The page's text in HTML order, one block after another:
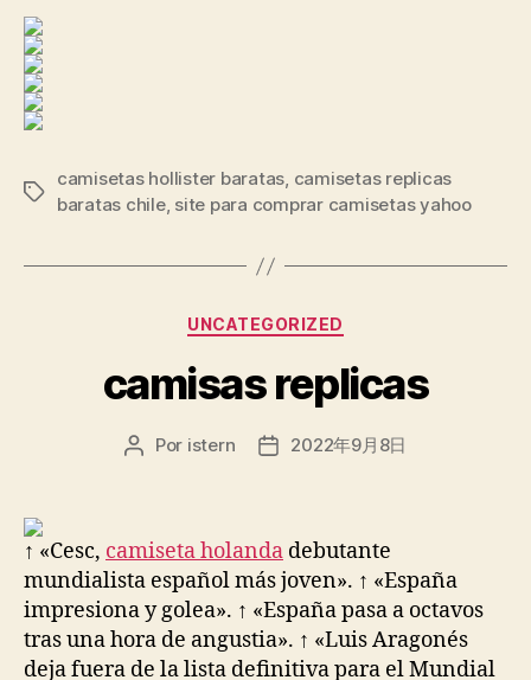
Etiquetas
camisetas hollister baratas, camisetas replicas
baratas chile, site para comprar camisetas yahoo
Categorías
UNCATEGORIZED
camisas replicas
Autor
Por istern
Fecha2022年9月8日
↑ «Cesc, camiseta holanda debutante
mundialista español más joven». ↑ «España
impresiona y golea». ↑ «España pasa a octavos
tras una hora de angustia». ↑ «Luis Aragonés
deja fuera de la lista definitiva para el Mundial